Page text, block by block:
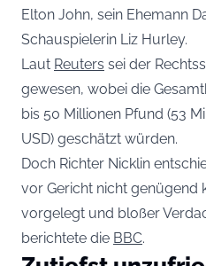
Elton John, sein Ehemann
Schauspielerin Liz Hurley.
Laut Reuters sei der
gewesen, wobei die
bis 50 Millionen Pfund (53
USD) geschätzt würden.
Doch Richter Nicklin
vor Gericht nicht genügend
vorgelegt und bloßer
berichtete die BBC.